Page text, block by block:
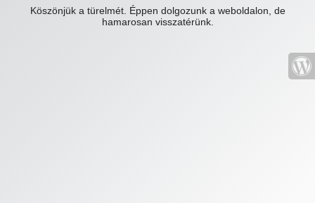
Köszönjük a türelmét. Éppen dolgozunk a weboldalon, de
hamarosan visszatérünk.